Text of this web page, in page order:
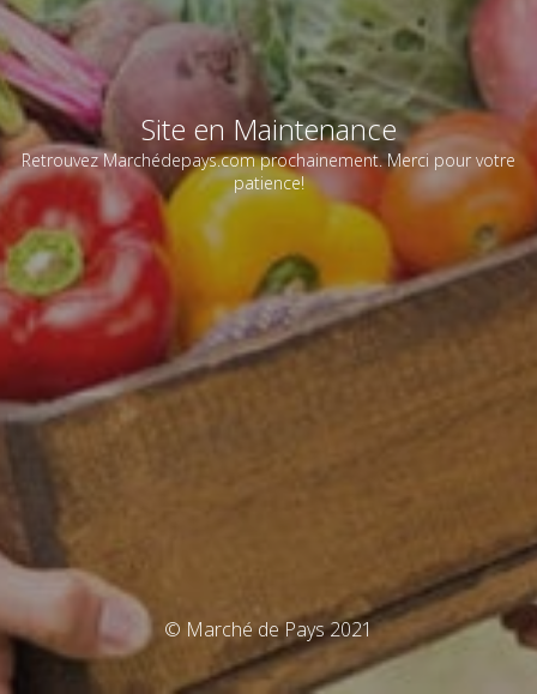
Site en Maintenance
Retrouvez Marchédepays.com prochainement. Merci pour votre
patience!
© Marché de Pays 2021